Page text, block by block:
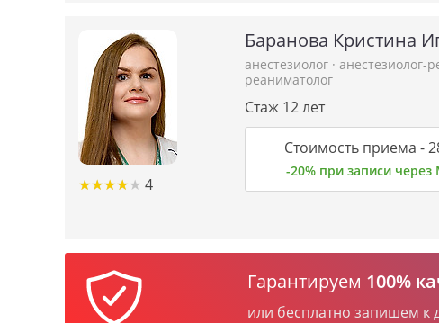
★★★★★
★★★★★ 4
Баранова Кристина
анестезиолог · анестезиолог-
реаниматолог
Стаж 12 лет
Стоимость приема -
-20% при записи
Гарантируем 100%
или бесплатно запишем к